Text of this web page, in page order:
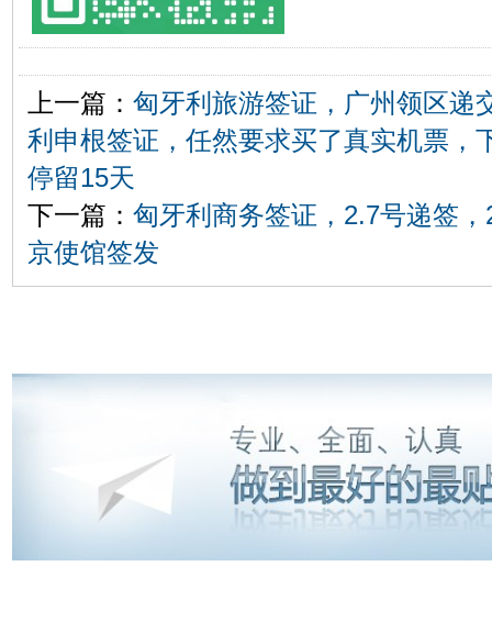
上一篇： 匈牙利旅游签证，广州领区递
利申根签证，任然要求买了真实机票，
停留15天
下一篇： 匈牙利商务签证，2.7号递签
京使馆签发